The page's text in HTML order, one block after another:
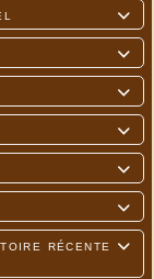







récente